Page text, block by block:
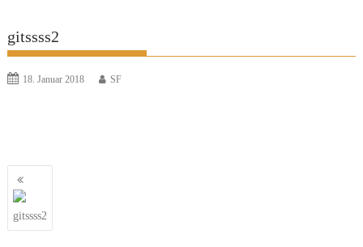
gitssss2
18. Januar 2018 SF
Beitragsnavigation
gitssss2